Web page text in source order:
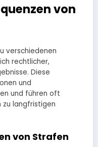
von
verschiedenen
rechtlicher,
Diese
und
und führen oft
zu langfristigen
von Strafen